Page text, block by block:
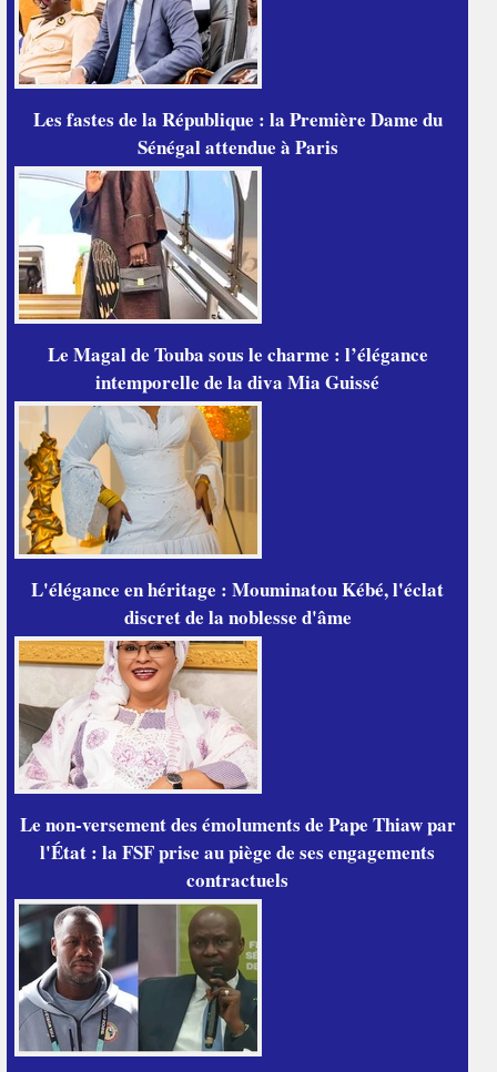
Les fastes de la République : la Première Dame du
Sénégal attendue à Paris
Le Magal de Touba sous le charme : l’élégance
intemporelle de la diva Mia Guissé
L'élégance en héritage : Mouminatou Kébé, l'éclat
discret de la noblesse d'âme
Le non-versement des émoluments de Pape Thiaw par
l'État : la FSF prise au piège de ses engagements
contractuels